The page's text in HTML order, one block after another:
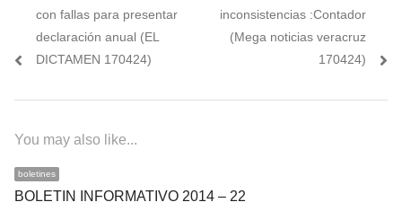
entradas
post:
con fallas para presentar
declaración anual (EL
DICTAMEN 170424)
post:
inconsistencias :Contador
(Mega noticias veracruz
170424)
You may also like...
boletines
BOLETIN INFORMATIVO 2014 – 22